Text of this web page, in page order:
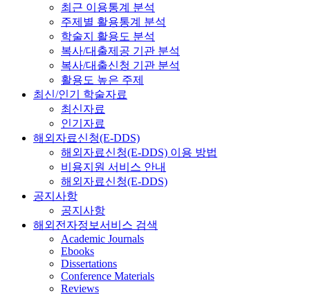
최근 이용통계 분석
주제별 활용통계 분석
학술지 활용도 분석
복사/대출제공 기관 분석
복사/대출신청 기관 분석
활용도 높은 주제
최신/인기 학술자료
최신자료
인기자료
해외자료신청(E-DDS)
해외자료신청(E-DDS) 이용 방법
비용지원 서비스 안내
해외자료신청(E-DDS)
공지사항
공지사항
해외전자정보서비스 검색
Academic Journals
Ebooks
Dissertations
Conference Materials
Reviews